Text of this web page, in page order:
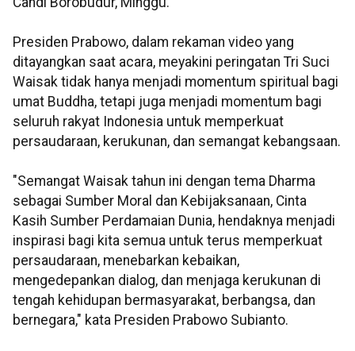
Presiden Prabowo, dalam rekaman video yang
ditayangkan saat acara, meyakini peringatan Tri Suci
Waisak tidak hanya menjadi momentum spiritual bagi
umat Buddha, tetapi juga menjadi momentum bagi
seluruh rakyat Indonesia untuk memperkuat
persaudaraan, kerukunan, dan semangat kebangsaan.
"Semangat Waisak tahun ini dengan tema Dharma
sebagai Sumber Moral dan Kebijaksanaan, Cinta
Kasih Sumber Perdamaian Dunia, hendaknya menjadi
inspirasi bagi kita semua untuk terus memperkuat
persaudaraan, menebarkan kebaikan,
mengedepankan dialog, dan menjaga kerukunan di
tengah kehidupan bermasyarakat, berbangsa, dan
bernegara," kata Presiden Prabowo Subianto.